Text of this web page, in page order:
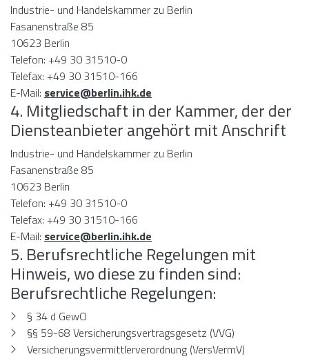
Industrie- und Handelskammer zu Berlin
Fasanenstraße 85
10623 Berlin
Telefon: +49 30 31510-0
Telefax: +49 30 31510-166
E-Mail: service@berlin.ihk.de
4. Mitgliedschaft in der Kammer, der der
Diensteanbieter angehört mit Anschrift
Industrie- und Handelskammer zu Berlin
Fasanenstraße 85
10623 Berlin
Telefon: +49 30 31510-0
Telefax: +49 30 31510-166
E-Mail: service@berlin.ihk.de
5. Berufsrechtliche Regelungen mit
Hinweis, wo diese zu finden sind:
Berufsrechtliche Regelungen:
§ 34 d GewO
§§ 59-68 Versicherungsvertragsgesetz (VVG)
Versicherungsvermittlerverordnung (VersVermV)